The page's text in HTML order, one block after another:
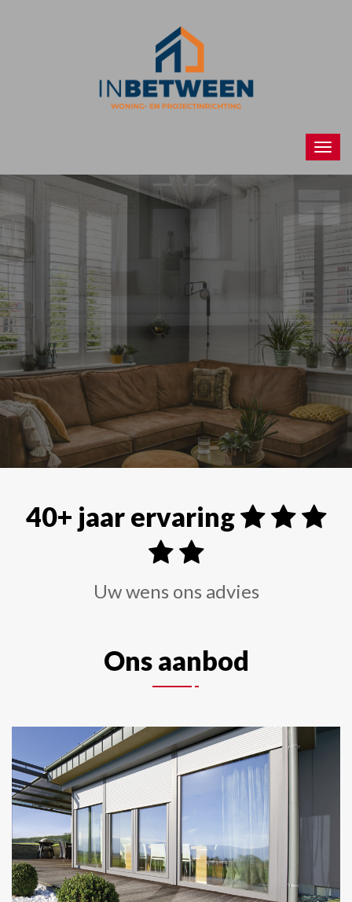
Raamdecoraties
Alle soorten raamdecoraties zoals shutters,
40+ jaar ervaring
Uw wens ons advies
Ons aanbod